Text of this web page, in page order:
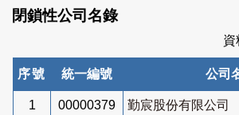
閉鎖性公司名錄
資
序號 統一編號 公司
1 00000379 勤宸股份有限公司